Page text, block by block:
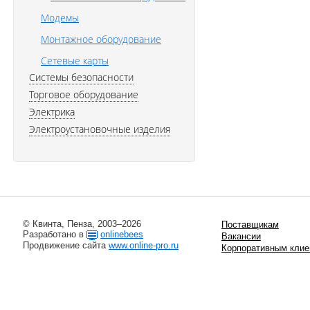
Модемы
Монтажное оборудование
Сетевые карты
Системы безопасности
Торговое оборудование
Электрика
Электроустановочные изделия
© Квинта, Пенза, 2003–2026
Разработано в
onlinebees
Продвижение сайтаwww.online-pro.ru
Поставщикам
Вакансии
Корпоративным